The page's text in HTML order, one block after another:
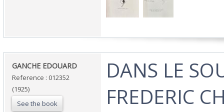
‎GANCHE EDOUARD‎
Reference : 012352
(1925)
See the book
‎DANS LE
FREDERIC